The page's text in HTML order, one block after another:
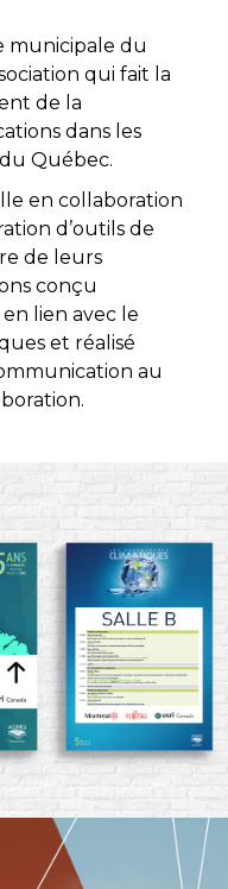
municipale du
qui fait la
de la
dans les
Québec.
en collaboration
d’outils de
de leurs
conçu
lien avec le
et réalisé
au